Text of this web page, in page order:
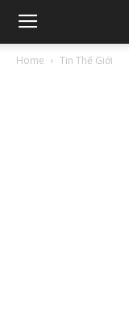
Home Tin Thế Giới